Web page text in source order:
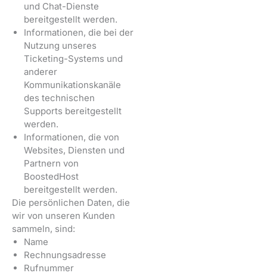
und Chat-Dienste
bereitgestellt werden.
Informationen, die bei der
Nutzung unseres
Ticketing-Systems und
anderer
Kommunikationskanäle
des technischen
Supports bereitgestellt
werden.
Informationen, die von
Websites, Diensten und
Partnern von
BoostedHost
bereitgestellt werden.
Die persönlichen Daten, die
wir von unseren Kunden
sammeln, sind:
Name
Rechnungsadresse
Rufnummer